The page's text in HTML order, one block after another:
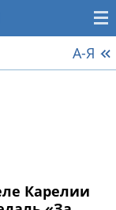
А-Я
Карелии